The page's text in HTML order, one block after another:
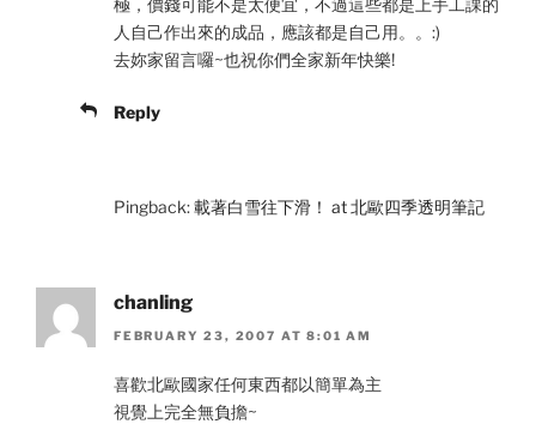
人自己作出來的成品，應該都是自己用。。:)
去妳家留言囉~也祝你們全家新年快樂!
Reply
Pingback:載著白雪往下滑！ at 北歐四季透明筆記
chanling
FEBRUARY 23, 2007 AT 8:01 AM
喜歡北歐國家任何東西都以簡單為主
視覺上完全無負擔~